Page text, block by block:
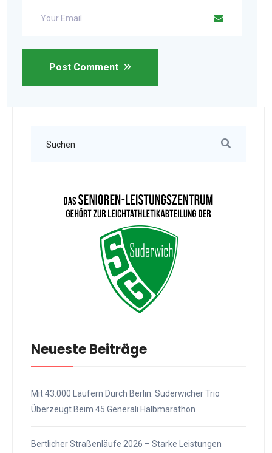
Post Comment
Neueste Beiträge
Mit 43.000 Läufern Durch Berlin: Suderwicher Trio
Überzeugt Beim 45.Generali Halbmarathon
Bertlicher Straßenläufe 2026 – Starke Leistungen